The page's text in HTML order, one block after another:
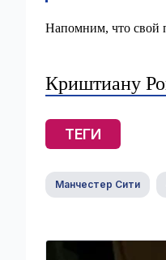
Напомним, что свой
Криштиану
ТЕГИ
Манчестер Сити